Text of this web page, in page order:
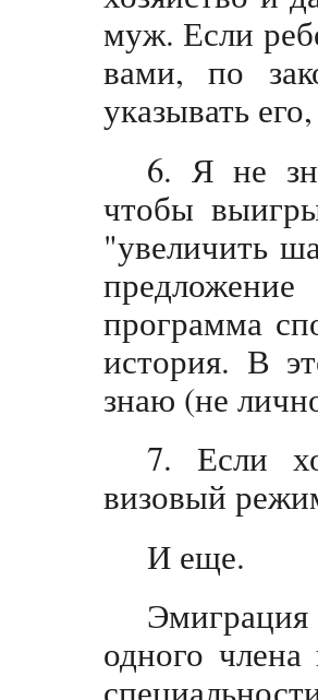
муж. Если
вами, по
указывать
6. Я не
чтобы
"увеличить
программа
история. В
знаю (не
7. Если
визовый
И еще.
одного